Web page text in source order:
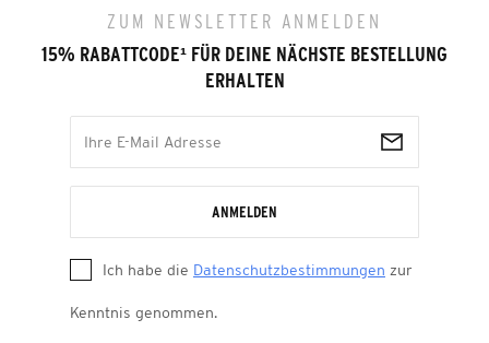
ZUM NEWSLETTER ANMELDEN
15% RABATTCODE¹ FÜR DEINE NÄCHSTE BESTELLUNG
ERHALTEN
ANMELDEN
Ich habe die Datenschutzbestimmungen zur
Kenntnis genommen.